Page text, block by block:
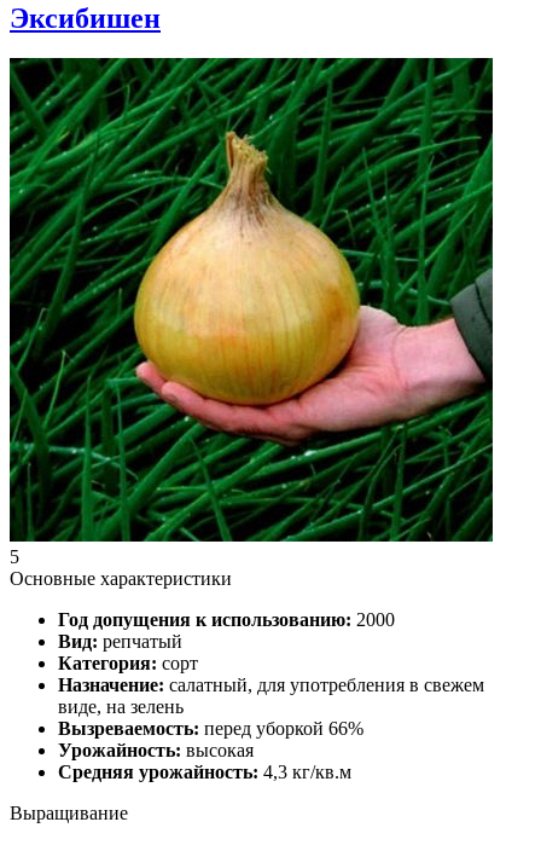
Эксибишен
5
Основные характеристики
Год допущения к использованию: 2000
Вид: репчатый
Категория: сорт
Назначение: салатный, для употребления в свежем
виде, на зелень
Вызреваемость: перед уборкой 66%
Урожайность: высокая
Средняя урожайность: 4,3 кг/кв.м
Выращивание